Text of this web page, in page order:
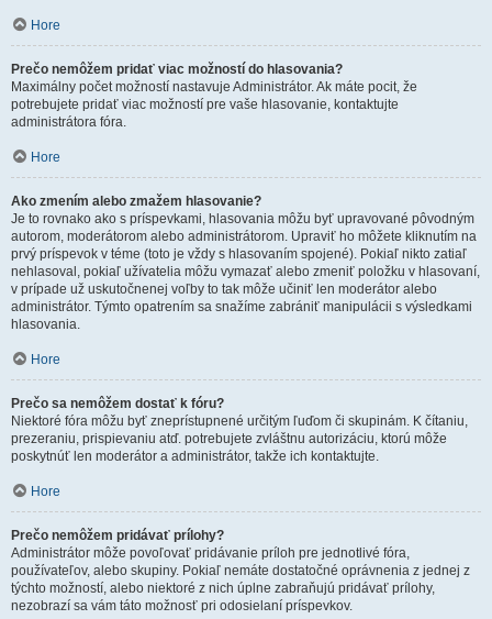
Hore
Prečo nemôžem pridať viac možností do hlasovania?
Maximálny počet možností nastavuje Administrátor. Ak máte pocit, že
potrebujete pridať viac možností pre vaše hlasovanie, kontaktujte
administrátora fóra.
Hore
Ako zmením alebo zmažem hlasovanie?
Je to rovnako ako s príspevkami, hlasovania môžu byť upravované pôvodným
autorom, moderátorom alebo administrátorom. Upraviť ho môžete kliknutím na
prvý príspevok v téme (toto je vždy s hlasovaním spojené). Pokiaľ nikto zatiaľ
nehlasoval, pokiaľ užívatelia môžu vymazať alebo zmeniť položku v hlasovaní,
v prípade už uskutočnenej voľby to tak môže učiniť len moderátor alebo
administrátor. Týmto opatrením sa snažíme zabrániť manipulácii s výsledkami
hlasovania.
Hore
Prečo sa nemôžem dostať k fóru?
Niektoré fóra môžu byť zneprístupnené určitým ľuďom či skupinám. K čítaniu,
prezeraniu, prispievaniu atď. potrebujete zvláštnu autorizáciu, ktorú môže
poskytnúť len moderátor a administrátor, takže ich kontaktujte.
Hore
Prečo nemôžem pridávať prílohy?
Administrátor môže povoľovať pridávanie príloh pre jednotlivé fóra,
používateľov, alebo skupiny. Pokiaľ nemáte dostatočné oprávnenia z jednej z
týchto možností, alebo niektoré z nich úplne zabraňujú pridávať prílohy,
nezobrazí sa vám táto možnosť pri odosielaní príspevkov.